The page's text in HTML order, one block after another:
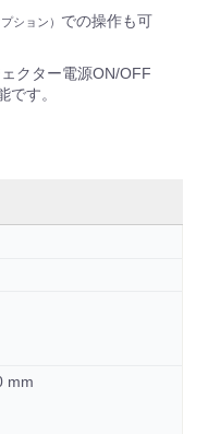
ション） での操作も可
クター電源ON/OFF
です。
mm